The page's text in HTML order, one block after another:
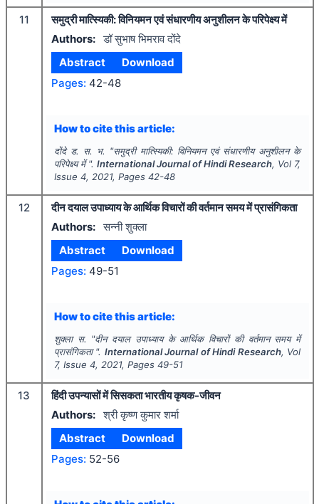
11
समुद्री मात्स्यिकी: विनियमन एवं संधारणीय अनुशीलन के परिपेक्ष्य में
Authors: डॉ सुभाष भिमराव दोंदे
Abstract
Download
Pages: 42-48
How to cite this article:
दोंदे ड. स. भ. "समुद्री मात्स्यिकी: विनियमन एवं संधारणीय अनुशीलन के
परिपेक्ष्य में ". International Journal of Hindi Research, Vol 7,
Issue 4, 2021, Pages 42-48
12
दीन दयाल उपाध्याय के आर्थिक विचारों की वर्तमान समय में प्रासंगिकता
Authors: सन्नी शुक्ला
Abstract
Download
Pages: 49-51
How to cite this article:
शुक्ला स. "दीन दयाल उपाध्याय के आर्थिक विचारों की वर्तमान समय में
प्रासंगिकता ". International Journal of Hindi Research, Vol
7, Issue 4, 2021, Pages 49-51
13
हिंदी उपन्यासों में सिसकता भारतीय कृषक-जीवन
Authors: श्री कृष्ण कुमार शर्मा
Abstract
Download
Pages: 52-56